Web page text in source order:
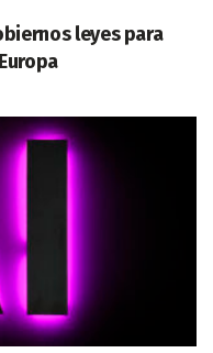
leyes para